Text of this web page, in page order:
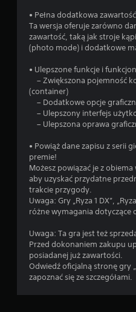
e
m
.
M
o
ż
l
i
w
ś
g
r
y
b
z
s
t
e
o
• Pełna dodatkowa
Ta wersja oferuje zarówno
zawartość, taką jak stroje
(photo mode) i dodatkowe
• Ulepszone funkcje i
– Zwiększona pojemność
(container)
– Dodatkowe opcje
– Ulepszony interfejs
– Ulepszona oprawa
• Powiąż dane zapisu z serii
premie!
Możesz powiązać je z
aby uzyskać przydatne
trakcie przygody.
Uwaga: Gry „Ryza 1 DX”,
różne wymagania dotyczące
Uwaga: Ta gra jest też
Przed dokonaniem zakupu
posiadanej już zawartości.
Odwiedź oficjalną stronę gry
zapoznać się ze szczegółami.